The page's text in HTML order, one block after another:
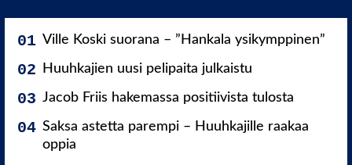
Ville Koski suorana – ”Hankala ysikymppinen”
Huuhkajien uusi pelipaita julkaistu
Jacob Friis hakemassa positiivista tulosta
Saksa astetta parempi – Huuhkajille raakaa
oppia